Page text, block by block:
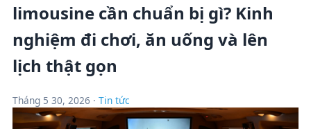
limousine cần chuẩn bị gì? Kinh
nghiệm đi chơi, ăn uống và lên
lịch thật gọn
Tháng 5 30, 2026 · Tin tức